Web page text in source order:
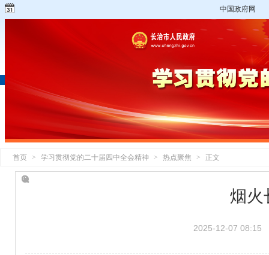
中国政府网
首页 > 学习贯彻党的二十届四中全会精神 > 热点聚焦 > 正文
烟火
2025-12-07 08:15